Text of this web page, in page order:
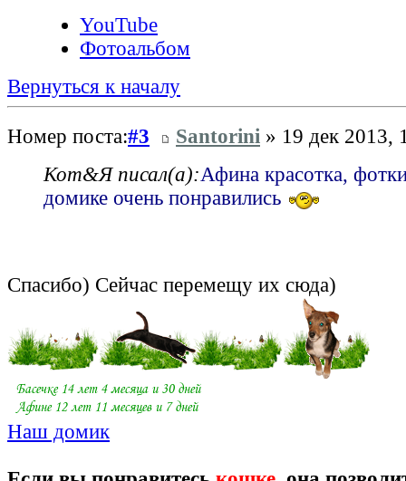
YouTube
Фотоальбом
Вернуться к началу
Номер поста:#3 Santorini » 19 дек 2013,
Кот&Я писал(а):Афина красотка,
домике очень понравились
Спасибо) Сейчас перемещу их сюда)
Наш домик